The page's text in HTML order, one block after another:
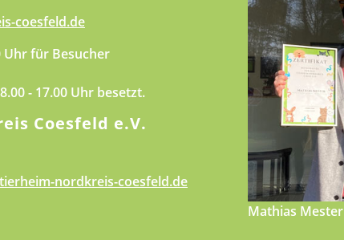
coesfeld.de
Uhr für Besucher
- 17.00 Uhr besetzt.
Coesfeld e.V.
nordkreis-coesfeld.de
Mathias Mester